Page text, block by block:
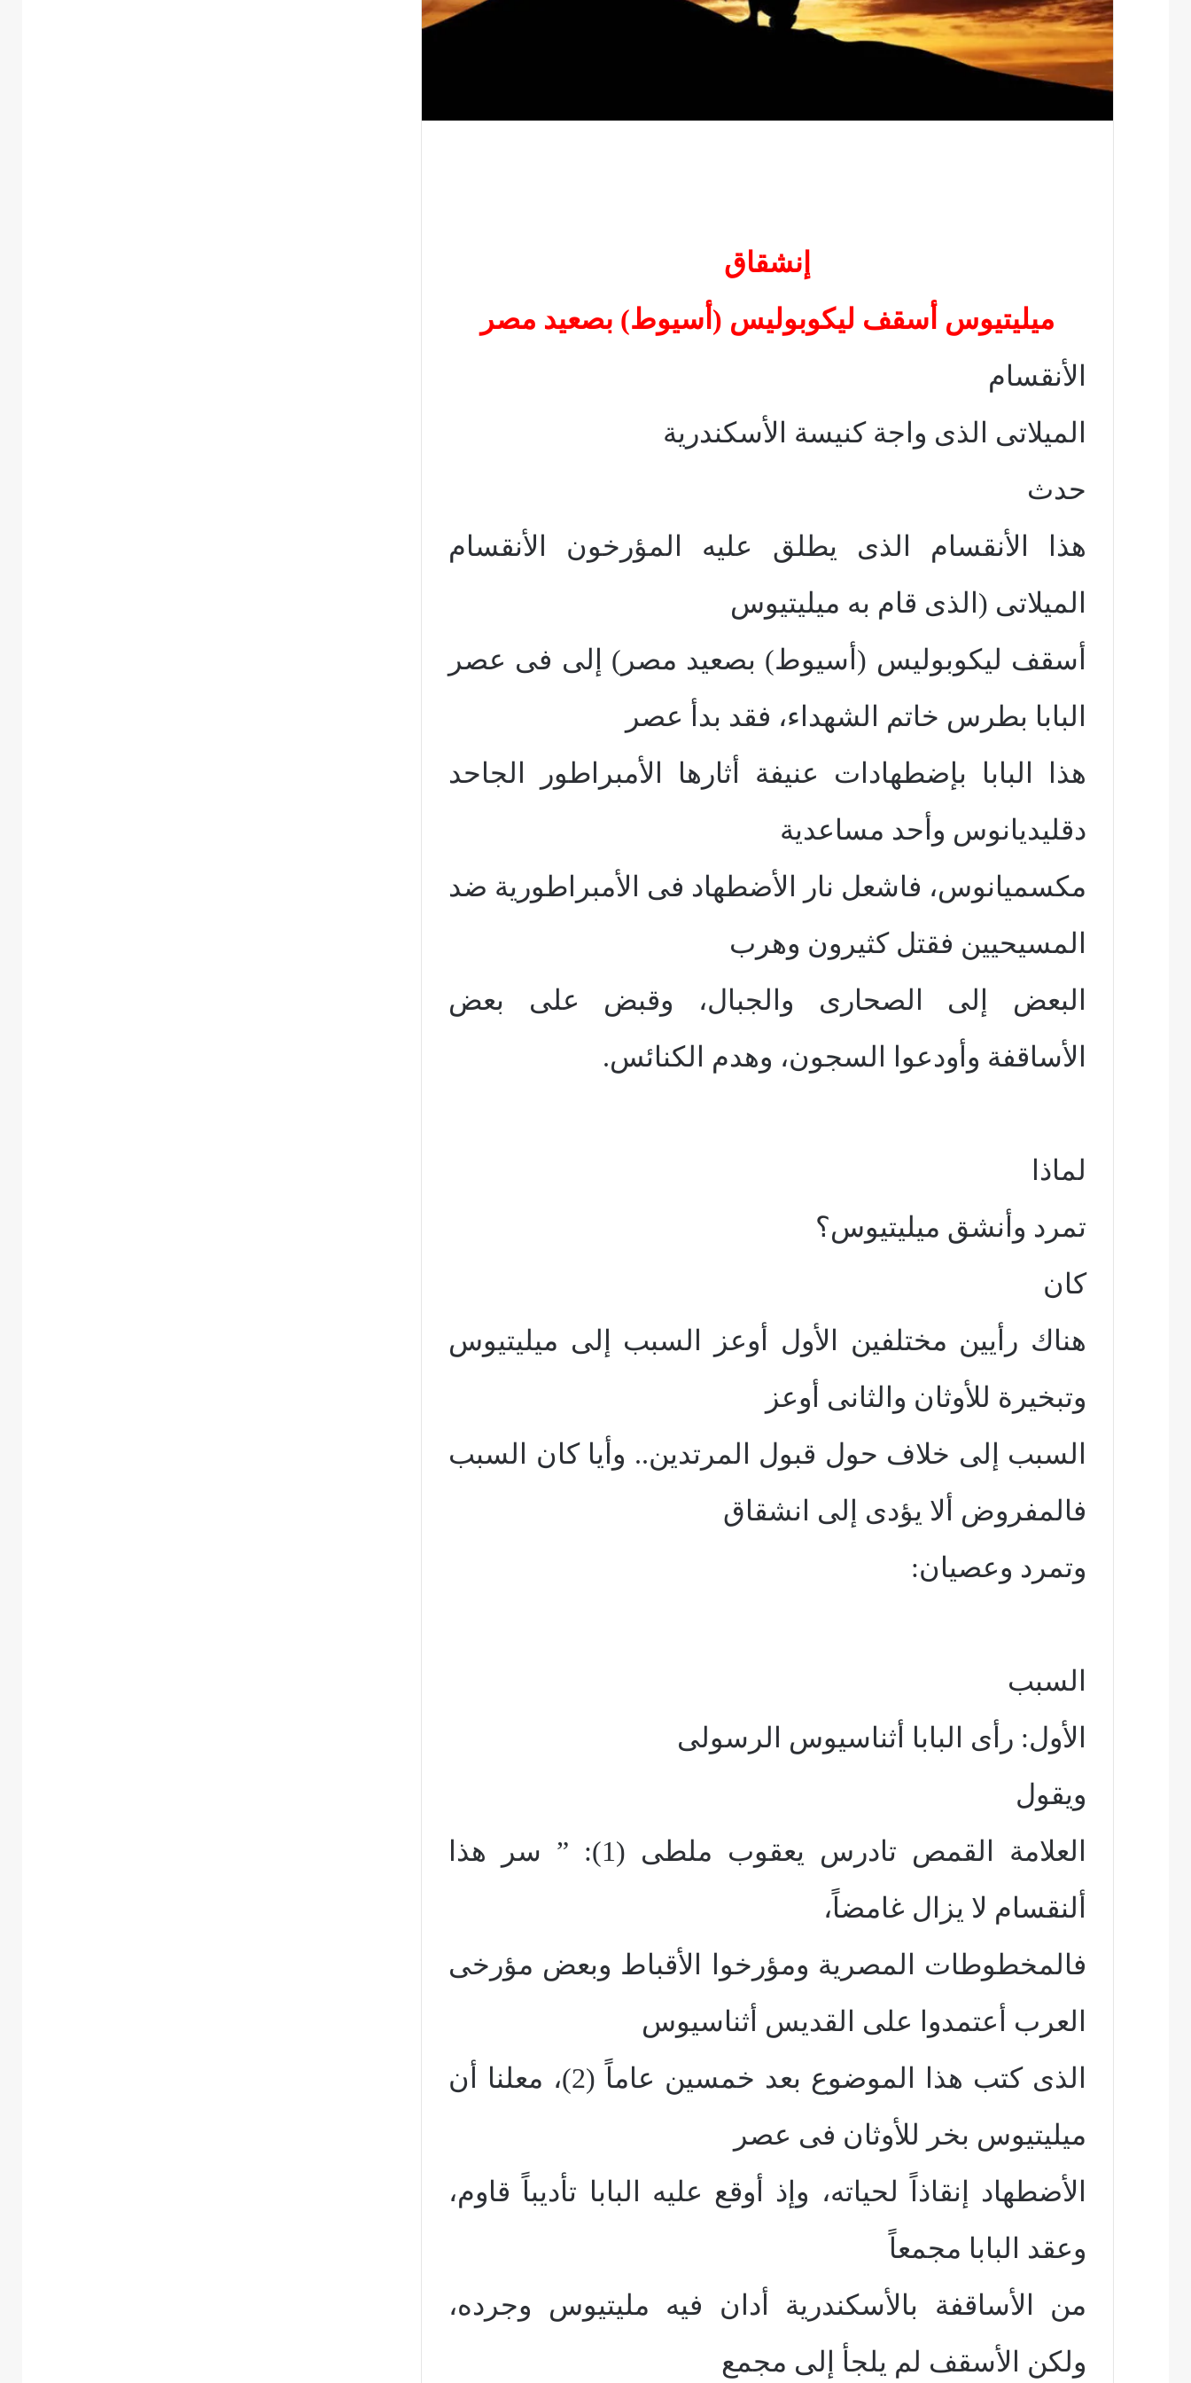
إنشقاق
ميليتيوس أسقف ليكوبوليس (أسيوط) بصعيد مصر
الأنقسام
الميلاتى الذى واجة كنيسة الأسكندرية
حدث
هذا الأنقسام الذى يطلق عليه المؤرخون الأنقسام
الميلاتى (الذى قام به ميليتيوس
أسقف ليكوبوليس (أسيوط) بصعيد مصر) إلى فى عصر
البابا بطرس خاتم الشهداء، فقد بدأ عصر
هذا البابا بإضطهادات عنيفة أثارها الأمبراطور الجاحد
دقليديانوس وأحد مساعدية
مكسميانوس، فاشعل نار الأضطهاد فى الأمبراطورية ضد
المسيحيين فقتل كثيرون وهرب
البعض إلى الصحارى والجبال، وقبض على بعض
الأساقفة وأودعوا السجون، وهدم الكنائس.
لماذا
تمرد وأنشق ميليتيوس؟
كان
هناك رأيين مختلفين الأول أوعز السبب إلى ميليتيوس
وتبخيرة للأوثان والثانى أوعز
السبب إلى خلاف حول قبول المرتدين.. وأيا كان السبب
فالمفروض ألا يؤدى إلى انشقاق
وتمرد وعصيان:
السبب
الأول: رأى البابا أثناسيوس الرسولى
ويقول
العلامة القمص تادرس يعقوب ملطى (1): ” سر هذا
ألنقسام لا يزال غامضاً،
فالمخطوطات المصرية ومؤرخوا الأقباط وبعض مؤرخى
العرب أعتمدوا على القديس أثناسيوس
الذى كتب هذا الموضوع بعد خمسين عاماً (2)، معلنا أن
ميليتيوس بخر للأوثان فى عصر
الأضطهاد إنقاذاً لحياته، وإذ أوقع عليه البابا تأديباً قاوم،
وعقد البابا مجمعاً
من الأساقفة بالأسكندرية أدان فيه مليتيوس وجرده،
ولكن الأسقف لم يلجأ إلى مجمع